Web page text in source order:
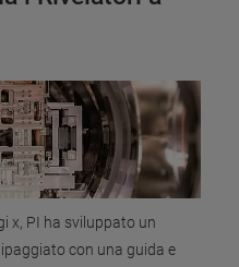
x, PI ha sviluppato un
con una guida e